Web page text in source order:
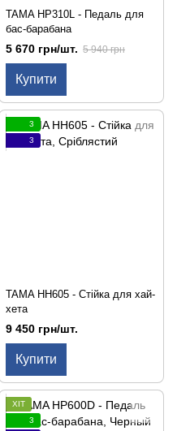
TAMA HP310L - Педаль для
бас-барабана
5 670 грн/шт. 5 940 грн
Купити
3
3
TAMA HH605 - Стійка для хай-
хета
9 450 грн/шт.
Купити
ХІТ
3